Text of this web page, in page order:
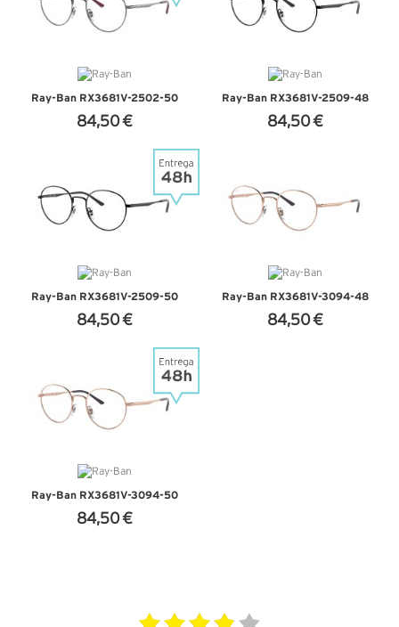
Ray-Ban RX3681V-2502-50
84,50 €
Ray-Ban RX3681V-2509-48
84,50 €
Ray-Ban RX3681V-2509-50
84,50 €
Ray-Ban RX3681V-3094-48
84,50 €
Ray-Ban RX3681V-3094-50
84,50 €